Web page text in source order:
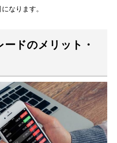
なります。
ードのメリット・